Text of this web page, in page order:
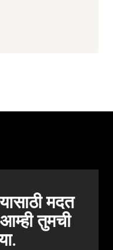
मदत
तुमची